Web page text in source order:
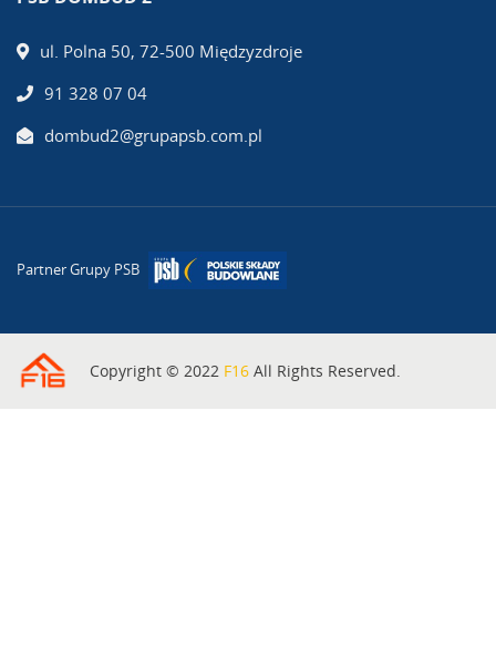
ul. Polna 50, 72-500 Międzyzdroje
91 328 07 04
dombud2@grupapsb.com.pl
Partner Grupy PSB
Copyright © 2022 F16 All Rights Reserved.